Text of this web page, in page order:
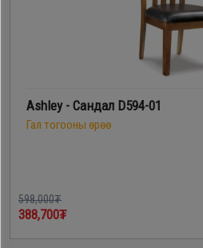
Ashley - Сандал D594-01
Гал тогооны өрөө
598,000₮
388,700₮